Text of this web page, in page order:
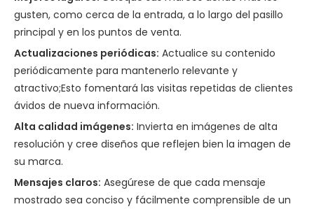
gusten, como cerca de la entrada, a lo largo del pasillo
principal y en los puntos de venta.
Actualizaciones periódicas: Actualice su contenido
periódicamente para mantenerlo relevante y
atractivo;Esto fomentará las visitas repetidas de clientes
ávidos de nueva información.
Alta calidad imágenes: Invierta en imágenes de alta
resolución y cree diseños que reflejen bien la imagen de
su marca.
Mensajes claros: Asegúrese de que cada mensaje
mostrado sea conciso y fácilmente comprensible de un